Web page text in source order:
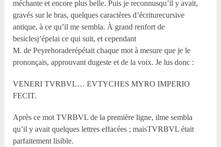
méchante et encore plus belle. Puis je reconnusqu’il y avait,
gravés sur le bras, quelques caractères d’écriturecursive
antique, à ce qu’il me sembla. À grand renfort de
besiclesj’épelai ce qui suit, et cependant
M. de Peyrehoraderépétait chaque mot à mesure que je le
prononçais, approuvant dugeste et de la voix. Je lus donc :
VENERI TVRBVL… EVTYCHES MYRO IMPERIO
FECIT.
Après ce mot TVRBVL de la première ligne, ilme sembla
qu’il y avait quelques lettres effacées ; maisTVRBVL était
parfaitement lisible.